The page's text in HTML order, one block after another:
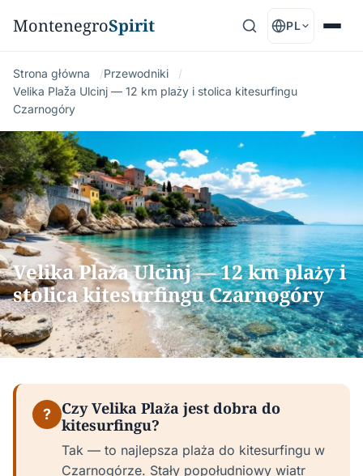
MontenegroSpirit PL
Strona główna
Przewodniki
Velika Plaža Ulcinj — 12 km plaży i stolica kitesurfingu
Czarnogóry
Velika Plaža Ulcinj — 12 km plaży i
stolica kitesurfingu Czarnogóry
?
Czy Velika Plaža jest dobra do
kitesurfingu?
Tak — to najlepsza plaża do kitesurfingu w
Czarnogórze. Stały popołudniowy wiatr